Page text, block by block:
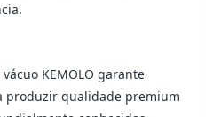
KEMOLO garante
produzir qualidade premium